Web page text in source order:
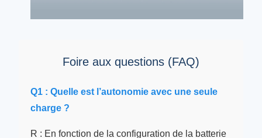
Foire aux questions (FAQ)
Q1 : Quelle est l’autonomie avec une seule
charge ?
R : En fonction de la configuration de la batterie